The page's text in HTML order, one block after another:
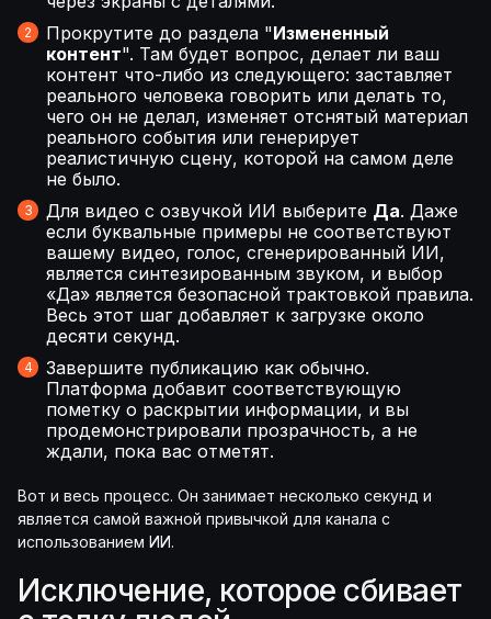
Прокрутите до раздела "Измененный
контент". Там будет вопрос, делает ли ваш
контент что-либо из следующего: заставляет
реального человека говорить или делать то,
чего он не делал, изменяет отснятый материал
реального события или генерирует
реалистичную сцену, которой на самом деле
не было.
Для видео с озвучкой ИИ выберите Да. Даже
если буквальные примеры не соответствуют
вашему видео, голос, сгенерированный ИИ,
является синтезированным звуком, и выбор
«Да» является безопасной трактовкой правила.
Весь этот шаг добавляет к загрузке около
десяти секунд.
Завершите публикацию как обычно.
Платформа добавит соответствующую
пометку о раскрытии информации, и вы
продемонстрировали прозрачность, а не
ждали, пока вас отметят.
Вот и весь процесс. Он занимает несколько секунд и
является самой важной привычкой для канала с
использованием ИИ.
Исключение, которое сбивает